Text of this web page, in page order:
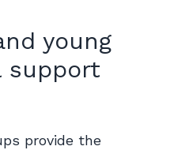
young
support
provide the